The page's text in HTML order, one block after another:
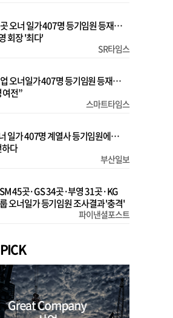
오너 일가 407명 등기임원 등재…
회장 '최다'
SR타임스
오너일가 407명 등기임원 등재…
여전”
스마트타임스
일가 407명 계열사 등기임원에…
하다
부산일보
45곳·GS 34곳·부영 31곳·KG
오너일가 등기임원 조사결과 '충격'
파이낸셜포스트